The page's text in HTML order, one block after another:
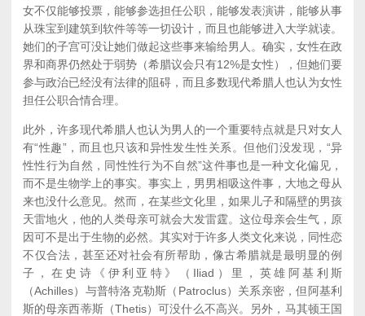
女不仅能够投票，能够参选担任公职，能够发表演讲，能够从事
从珠宝到建筑到软件等等一切设计，而且也能够进入大学就读。
她们的子宫可没让她们做起这些事来输给男人。确实，女性在政
界和商界仍然处于弱势（希腊议会只有12%是女性），但她们要
参与政治已经没有法律的阻碍，而且多数现代希腊人也认为女性
担任公职合情合理。
此外，许多现代希腊人也认为男人的一个重要特点就是只对女人
有“性趣”，而且也只该和异性发生性关系。但他们没发现，“异
性性行为自然，同性性行为不自然”这件事也是一种文化偏见，
而不是生物学上的事实。事实上，男男相吸这件事，大地之母从
来也没什么意见。然而，在某些文化里，如果儿子和隔壁的男孩
天雷地火，他的人类母亲可就会大发雷霆。这位母亲会生气，原
因可不是出于生物的必然。其实对于许多人类文化来说，同性恋
不仅合法，甚至还对社会有所帮助，像古希腊就是最明显的例
子，在史诗《伊利亚特》（ Iliad ）里，英雄阿基利斯
（Achilles）与普特洛克勒斯（Patroclus）关系亲密，但阿基利
斯的母亲西蒂斯（Thetis）可没什么不高兴。另外，马其顿王国